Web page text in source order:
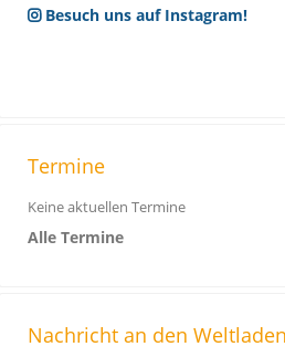
Besuch uns auf Instagram!
Termine
Keine aktuellen Termine
Alle Termine
Nachricht an den Weltladen